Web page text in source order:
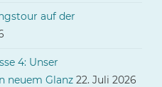
auf der
4: Unser
neuem Glanz 22. Juli 2026